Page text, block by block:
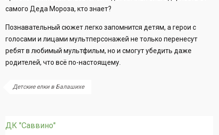
самого Деда Мороза, кто знает?
Познавательный сюжет легко запомнится детям, а герои с
голосами и лицами мультперсонажей не только перенесут
ребят в любимый мультфильм, но и смогут убедить даже
родителей, что всё по-настоящему.
Детские елки в Балашихе
ДК "Саввино"